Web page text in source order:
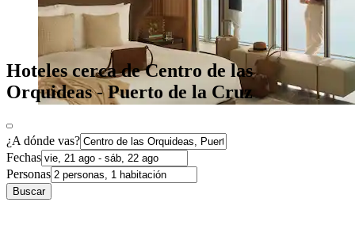
Hoteles cerca de Centro de las
Orquideas - Puerto de la Cruz
¿A dónde vas?
Fechas
Personas
Buscar